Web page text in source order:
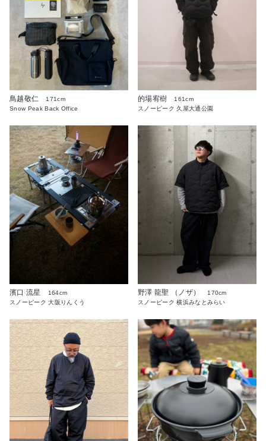
鳥越敬仁
171cm
Snow Peak Back Office
的場宥樹
161cm
スノーピーク 久屋大通公園
濱口 流星
164cm
スノーピーク 大阪りんくう
野澤 龍聖 （ノザ）
170cm
スノーピーク 横浜みなとみらい